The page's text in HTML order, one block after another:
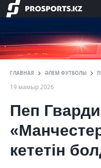
ГЛАВНАЯ ӘЛЕМ ФУТБОЛЫ
19 мамыр 2026
Пеп
кететін